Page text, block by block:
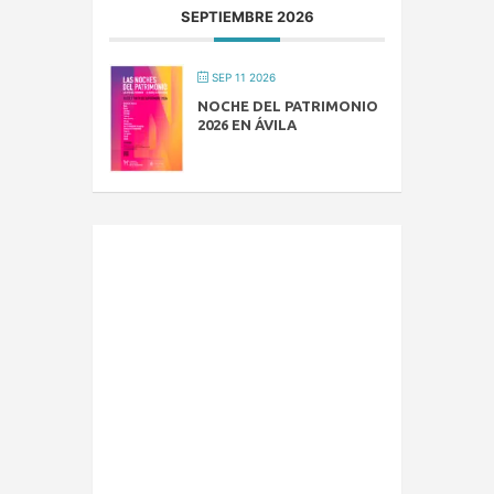
SEPTIEMBRE 2026
SEP 11 2026
NOCHE DEL PATRIMONIO
2026 EN ÁVILA